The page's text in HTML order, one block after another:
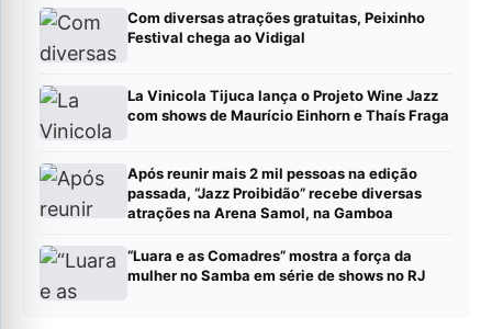
Com diversas atrações gratuitas, Peixinho
Festival chega ao Vidigal
La Vinicola Tijuca lança o Projeto Wine Jazz
com shows de Maurício Einhorn e Thaís Fraga
Após reunir mais 2 mil pessoas na edição
passada, “Jazz Proibidão” recebe diversas
atrações na Arena Samol, na Gamboa
“Luara e as Comadres” mostra a força da
mulher no Samba em série de shows no RJ